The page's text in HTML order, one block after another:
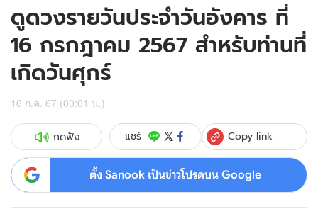
ดูดวงรายวันประจำวันอังคาร ที่
16 กรกฎาคม 2567 สำหรับท่านที่
เกิดวันศุกร์
16 ก.ค. 67 (00:01 น.)
กดฟัง แชร์ Copy link
ตั้ง Sanook เป็นข่าวโปรดบน Google